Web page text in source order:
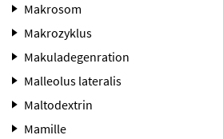
Makrosom
Makrozyklus
Makuladegenration
Malleolus lateralis
Maltodextrin
Mamille